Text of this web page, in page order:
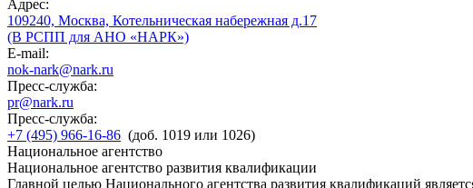
Адрес:
109240, Москва, Котельническая набережная д.17
(В РСПП для АНО «НАРК»)
E-mail:
nok-nark@nark.ru
Пресс-служба:
pr@nark.ru
Пресс-служба:
+7 (495) 966-16-86 (доб. 1019 или 1026)
Национальное агентство
Национальное агентство развития квалификации
Главной целью Национального агентства развития квалификаций